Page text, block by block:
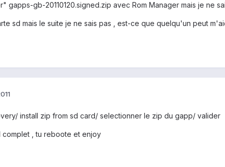
gapps-gb-20110120.signed.zip avec Rom Manager mais je ne
sd mais le suite je ne sais pas , est-ce que quelqu'un peut
install zip from sd card/ selectionner le zip du gapp/ valider
complet , tu reboote et enjoy